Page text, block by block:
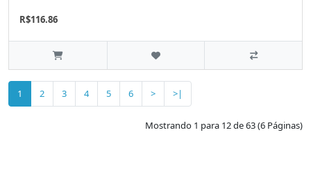
R$116.86
1 2 3 4 5 6 > >|
Mostrando 1 para 12 de 63 (6 Páginas)